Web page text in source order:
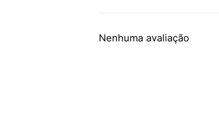
Avalie o produto de 1 a 5 estrelas
Seu nome
Nenhuma avaliação